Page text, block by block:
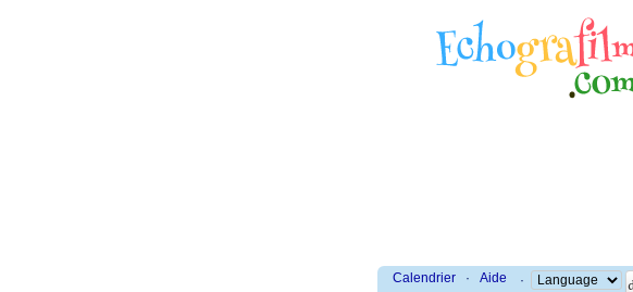
Calendrier · Aide ·